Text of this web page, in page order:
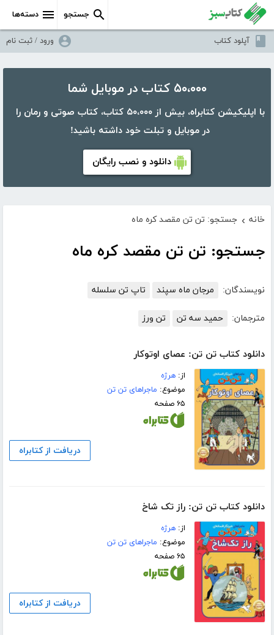
دسته‌ها جستجو
آپلود کتاب ورود / ثبت نام
۵۰،۰۰۰ کتاب در موبایل شما
با اپلیکیشن کتابراه، بیش از ۵۰،۰۰۰ کتاب، کتاب صوتی و رمان را
در موبایل و تبلت خود داشته باشید!
دانلود و نصب رایگان
خانه › جستجو: تن تن مقصد کره ماه
جستجو: تن تن مقصد کره ماه
نویسندگان: مرجان ماه سپند تاپ تن سلسله
مترجمان: حمید سه تن تن ورز
دانلود کتاب تن تن: عصای اوتوکار
از:هرژه
موضوع: ماجراهای تن تن
۶۵ صفحه
دریافت از کتابراه
دانلود کتاب تن تن: راز تک شاخ
از:هرژه
موضوع: ماجراهای تن تن
۶۵ صفحه
دریافت از کتابراه